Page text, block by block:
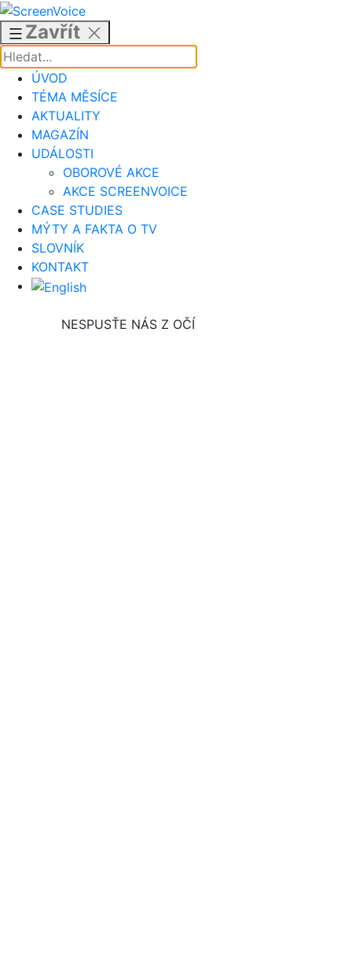
Přejít
obsahu
Zavřít
ÚVOD
TÉMA MĚSÍCE
AKTUALITY
MAGAZÍN
UDÁLOSTI
OBOROVÉ AKCE
AKCE SCREENVOICE
CASE STUDIES
MÝTY A FAKTA O TV
SLOVNÍK
KONTAKT
NESPUSŤE NÁS Z OČÍ